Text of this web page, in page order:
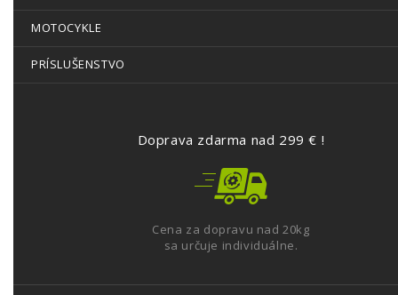
MOTOCYKLE
PRÍSLUŠENSTVO
Doprava zdarma nad 299 € !
Cena za dopravu nad 20kg
sa určuje individuálne.